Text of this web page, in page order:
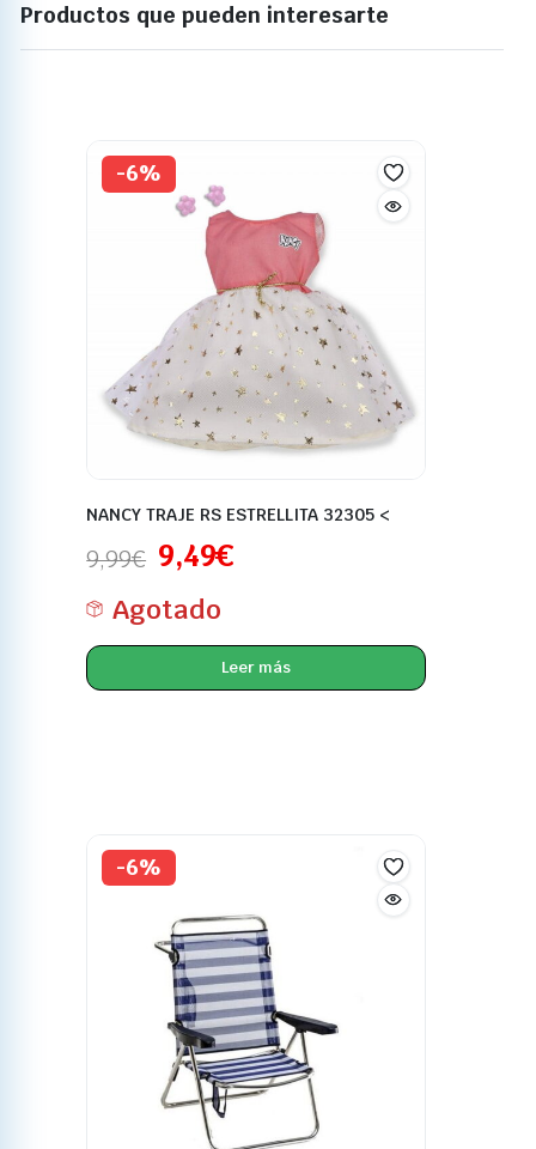
Productos que pueden interesarte
-6%
NANCY TRAJE RS ESTRELLITA 32305 <
9,99€ 9,49€
Agotado
Leer más
-6%